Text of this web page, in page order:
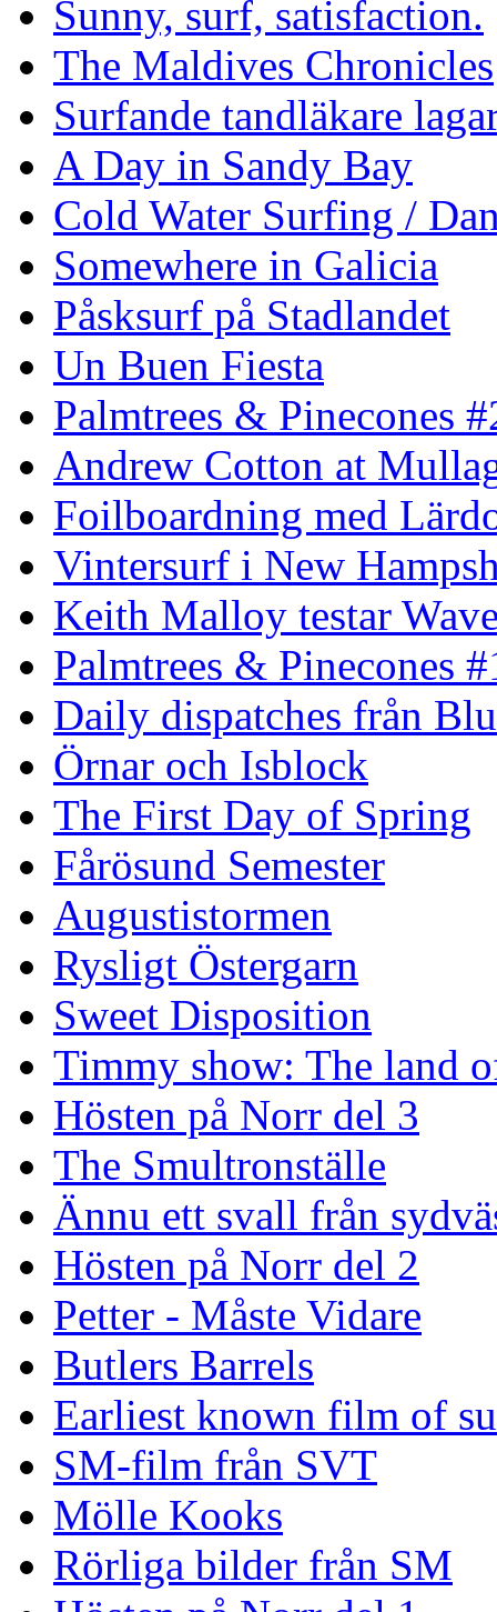
Sunny, surf, satisfaction.
The Maldives Chronicles
Surfande tandläkare
A Day in Sandy Bay
Cold Water Surfing /
Somewhere in Galicia
Påsksurf på Stadlandet
Un Buen Fiesta
Palmtrees & Pinecones
Andrew Cotton at
Foilboardning med
Vintersurf i New
Keith Malloy testar
Palmtrees & Pinecones
Daily dispatches från
Örnar och Isblock
The First Day of Spring
Fårösund Semester
Augustistormen
Rysligt Östergarn
Sweet Disposition
Timmy show: The land
Hösten på Norr del 3
The Smultronställe
Ännu ett svall från
Hösten på Norr del 2
Petter - Måste Vidare
Butlers Barrels
Earliest known film of
SM-film från SVT
Mölle Kooks
Rörliga bilder från SM